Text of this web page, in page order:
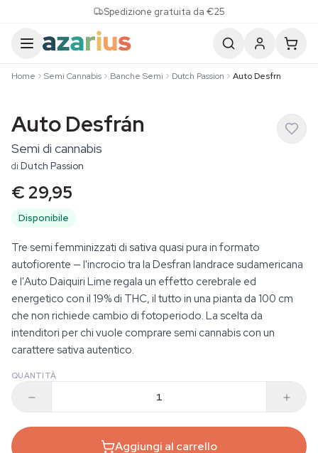
Spedizione gratuita da €25
Home Semi Cannabis Banche Semi Dutch Passion Auto Desfrn
Auto Desfrán
Semi di cannabis
di Dutch Passion
€ 29,95
Disponibile
Tre semi femminizzati di sativa quasi pura in formato
autofiorente — l'incrocio tra la Desfran landrace sudamericana
e l'Auto Daiquiri Lime regala un effetto cerebrale ed
energetico con il 19% di THC, il tutto in una pianta da 100 cm
che non richiede cambio di fotoperiodo. La scelta da
intenditori per chi vuole comprare semi cannabis con un
carattere sativa autentico.
QUANTITÀ
Aggiungi al carrello